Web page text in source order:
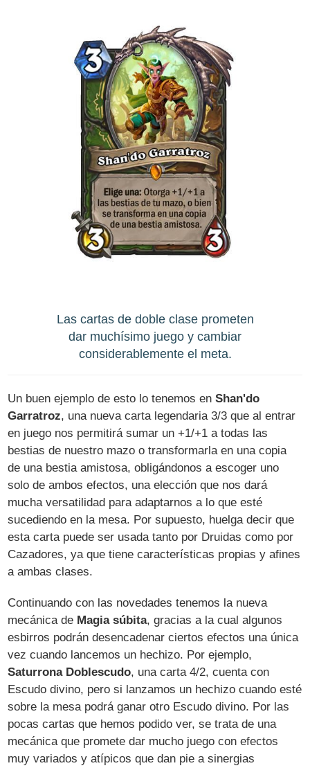
Las cartas de doble clase prometen
dar muchísimo juego y cambiar
considerablemente el meta.
Un buen ejemplo de esto lo tenemos enShan'do
Garratroz, una nueva carta legendaria 3/3 que al entrar
en juego nos permitirá sumar un +1/+1 a todas las
bestias de nuestro mazo o transformarla en una copia
de una bestia amistosa, obligándonos a escoger uno
solo de ambos efectos, una elección que nos dará
mucha versatilidad para adaptarnos a lo que esté
sucediendo en la mesa. Por supuesto, huelga decir que
esta carta puede ser usada tanto por Druidas como por
Cazadores, ya que tiene características propias y afines
a ambas clases.
Continuando con las novedades tenemos la nueva
mecánica de Magia súbita, gracias a la cual algunos
esbirros podrán desencadenar ciertos efectos una única
vez cuando lancemos un hechizo. Por ejemplo,
Saturrona Doblescudo, una carta 4/2, cuenta con
Escudo divino, pero si lanzamos un hechizo cuando esté
sobre la mesa podrá ganar otro Escudo divino. Por las
pocas cartas que hemos podido ver, se trata de una
mecánica que promete dar mucho juego con efectos
muy variados y atípicos que dan pie a sinergias